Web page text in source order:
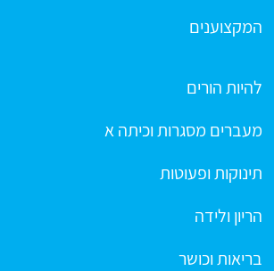
המקצוענים
להיות הורים
מעברים מסגרות וכיתה א
תינוקות ופעוטות
הריון ולידה
בריאות וכושר